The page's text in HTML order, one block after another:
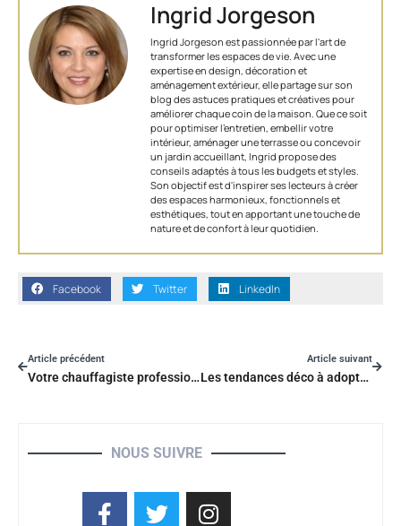
Ingrid Jorgeson
Ingrid Jorgeson est passionnée par l'art de
transformer les espaces de vie. Avec une
expertise en design, décoration et
aménagement extérieur, elle partage sur son
blog des astuces pratiques et créatives pour
améliorer chaque coin de la maison. Que ce soit
pour optimiser l’entretien, embellir votre
intérieur, aménager une terrasse ou concevoir
un jardin accueillant, Ingrid propose des
conseils adaptés à tous les budgets et styles.
Son objectif est d'inspirer ses lecteurs à créer
des espaces harmonieux, fonctionnels et
esthétiques, tout en apportant une touche de
nature et de confort à leur quotidien.
Facebook Twitter LinkedIn
Article précédent
Votre chauffagiste professionnel en quelques clics
Article suivant
Les tendances déco à adopter pour Noël
NOUS SUIVRE